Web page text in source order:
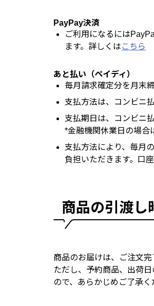
PayPay決済
ご利用になるには
ます。詳しくは こちら
あと払い（ペイディ）
毎月請求確定分を月末
支払方法は、コンビニ
支払期日は、コンビニ
*金融機関休業日の場合
支払方法により、毎月
負担いただきます。口
商品の引渡し
商品のお届けは、ご注文完
ただし、予約商品、出荷
ので、あらかじめご了承く